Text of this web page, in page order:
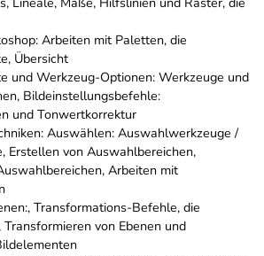
Arbeiten mit Paletten, die
Übersicht
und Werkzeug-Optionen: Werkzeuge und
Bildeinstellungsbefehle:
und Tonwertkorrektur
Auswählen: Auswahlwerkzeuge /
Erstellen von Auswahlbereichen,
Arbeiten mit
Transformations-Befehle, die
von Ebenen und